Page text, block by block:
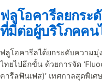
ฟลูโอคารีลยกระ
ที่มีต่อผู้บริโภคคน
ฟลูโอคารีลได้ยกระดับความ
ไทยไปอีกขั้น ด้วยการจัด
คารีลฟันเฟส)’ เทศกาลสุดพิเ